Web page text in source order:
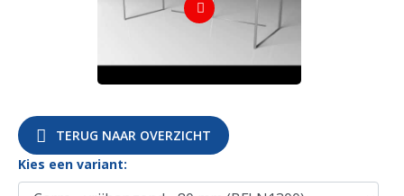
TERUG NAAR OVERZICHT
Kies een variant: